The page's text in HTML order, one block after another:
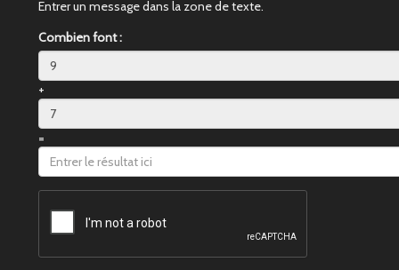
Entrer un message dans la zone de texte.
Combien font :
+
=